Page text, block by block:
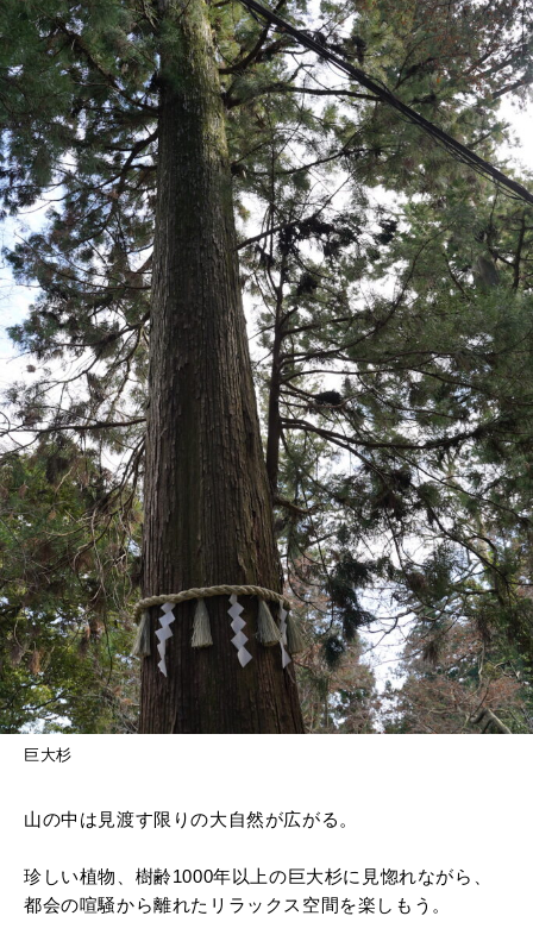
巨大杉
山の中は見渡す限りの大自然が広がる。
珍しい植物、樹齢1000年以上の巨大杉に見惚れながら、
都会の喧騒から離れたリラックス空間を楽しもう。